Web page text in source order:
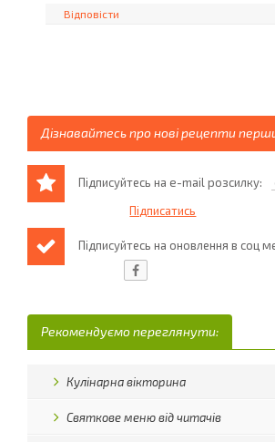
Відповісти
Дізнавайтесь про нові рецепти
Підписуйтесь на e-mail розсилку:
Підписуйтесь на оновлення в соц
Рекомендуємо переглянути:
Кулінарна вікторина
Святкове меню від читачів